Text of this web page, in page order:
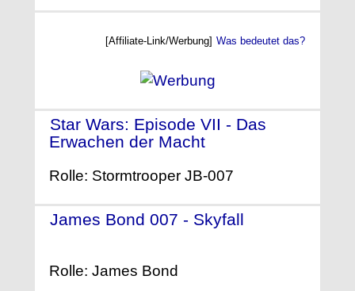
[Affiliate-Link/Werbung] Was bedeutet das?
Star Wars: Episode VII - Das
Erwachen der Macht
Rolle: Stormtrooper JB-007
James Bond 007 - Skyfall
Rolle: James Bond